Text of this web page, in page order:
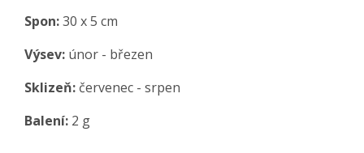
Spon:30 x 5 cm
Výsev: únor - březen
Sklizeň: červenec - srpen
Balení: 2 g